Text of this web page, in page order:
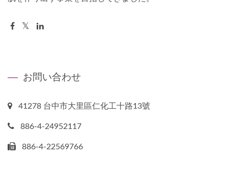
お問い合わせ
41278 台中市大里區仁化工十路13號
886-4-24952117
886-4-22569766